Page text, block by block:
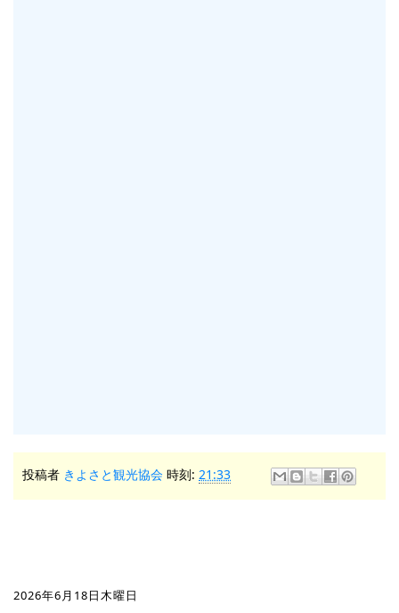
投稿者 きよさと観光協会 時刻: 21:33
2026年6月18日木曜日